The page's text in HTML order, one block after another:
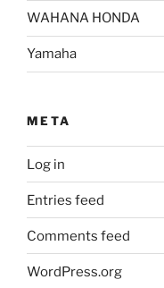
WAHANA HONDA
Yamaha
META
Log in
Entries feed
Comments feed
WordPress.org